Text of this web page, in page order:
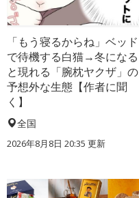
「もう寝るからね」ベッド
で待機する白猫→冬になる
と現れる「腕枕ヤクザ」の
予想外な生態【作者に聞
く】
全国
2026年8月8日 20:35 更新